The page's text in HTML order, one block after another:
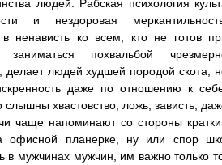
людей. Рабская психология
и нездоровая
ненависть ко всем, кто не готов
похвальбой
делает людей худшей породой скота,
даже по отношению к
слышны хвастовство, ложь, зависть,
чаще напоминают со стороны
офисной планерке, ну или спор
в мужчинах мужчин, им важно только